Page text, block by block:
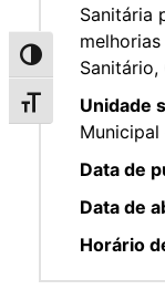
Alternar alto
Alternar tamanho
Sanitária
Sanitário,
Unidade
Data de
Data de
Horário